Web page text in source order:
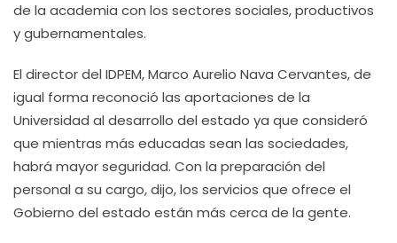
de la academia con los sectores sociales, productivos
y gubernamentales.
El director del IDPEM, Marco Aurelio Nava Cervantes, de
igual forma reconoció las aportaciones de la
Universidad al desarrollo del estado ya que consideró
que mientras más educadas sean las sociedades,
habrá mayor seguridad. Con la preparación del
personal a su cargo, dijo, los servicios que ofrece el
Gobierno del estado están más cerca de la gente.